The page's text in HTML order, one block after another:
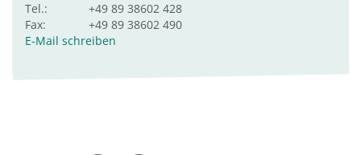
Tel.:
+49 89 38602 428
Fax:
+49 89 38602 490
E-Mail schreiben